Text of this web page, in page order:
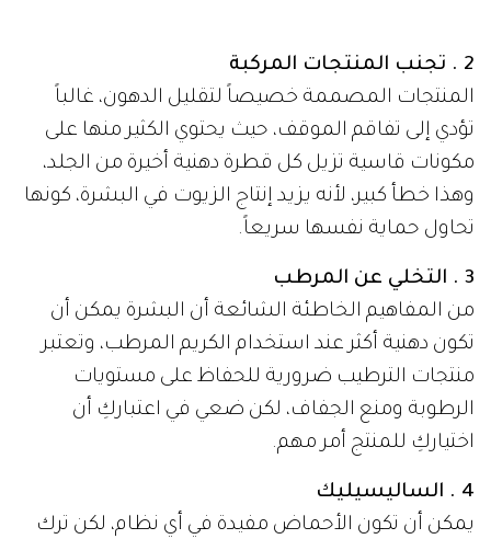
2 . تجنب المنتجات المركبة
المنتجات المصممة خصيصاً لتقليل الدهون، غالباً
تؤدي إلى تفاقم الموقف، حيث يحتوي الكثير منها على
مكونات قاسية تزيل كل قطرة دهنية أخيرة من الجلد،
وهذا خطأ كبير، لأنه يزيد إنتاج الزيوت في البشرة، كونها
تحاول حماية نفسها سريعاً.
3 . التخلي عن المرطب
من المفاهيم الخاطئة الشائعة أن البشرة يمكن أن
تكون دهنية أكثر عند استخدام الكريم المرطب، وتعتبر
منتجات الترطيب ضرورية للحفاظ على مستويات
الرطوبة ومنع الجفاف، لكن ضعي في اعتباركِ أن
اختياركِ للمنتج أمر مهم.
4 . الساليسيليك
يمكن أن تكون الأحماض مفيدة في أي نظام، لكن ترك